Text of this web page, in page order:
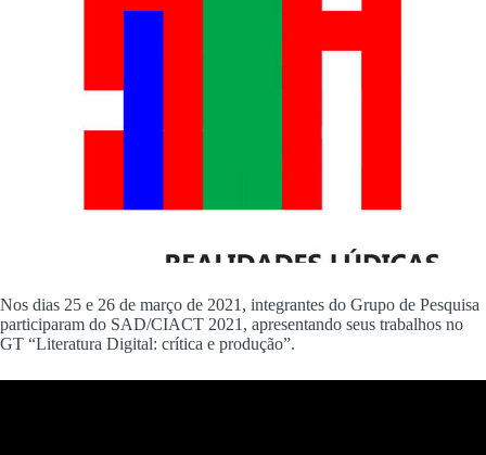
Nos dias 25 e 26 de março de 2021, integrantes do Grupo de Pesquisa
participaram do SAD/CIACT 2021, apresentando seus trabalhos no
GT “Literatura Digital: crítica e produção”.